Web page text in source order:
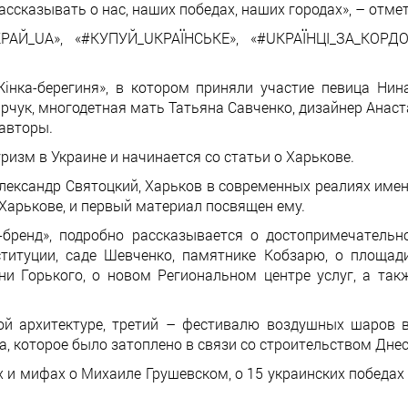
о нас, наших победах, наших городах», –
«#КУПУЙ_UКРАЇНСЬКЕ»,
берегиня», в котором приняли участие певица
многодетная мать Татьяна Савченко, дизайнер
в Украине и начинается со статьи о Харькове.
Святоцкий, Харьков в современных реалиях
и первый материал посвящен ему.
подробно рассказывается о
саде Шевченко, памятнике Кобзарю, о
Горького, о новом Региональном центре услуг, а
архитектуре, третий – фестивалю воздушных шаров
которое было затоплено в связи со строительством
мифах о Михаиле Грушевском, о 15 украинских